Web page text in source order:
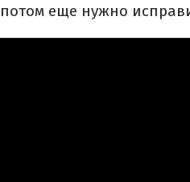
потом еще нужно